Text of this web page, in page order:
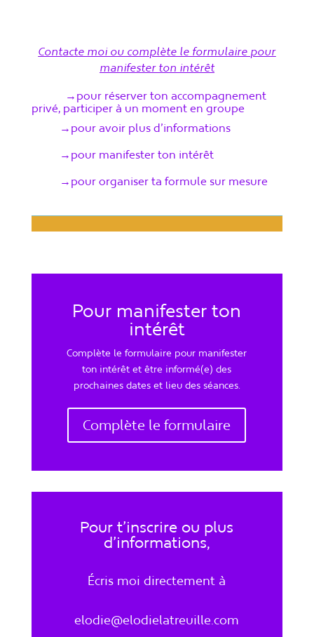
Contacte moi ou complète le formulaire pour
manifester ton intérêt
→pour réserver ton accompagnement
privé, participer à un moment en groupe
→pour avoir plus d’informations
→pour manifester ton intérêt
→pour organiser ta formule sur mesure
Pour manifester ton
intérêt
Complète le formulaire pour manifester
ton intérêt et être informé(e) des
prochaines dates et lieu des séances.
Complète le formulaire
Pour t’inscrire ou plus
d’informations,
Écris moi directement à
elodie@elodielatreuille.com